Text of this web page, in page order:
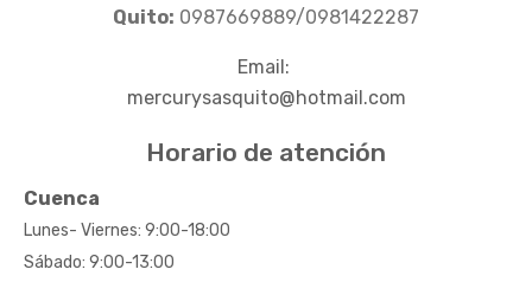
Quito: 0987669889/0981422287
Email:
mercurysasquito@hotmail.com
Horario de atención
Cuenca
Lunes- Viernes: 9:00-18:00
Sábado: 9:00-13:00